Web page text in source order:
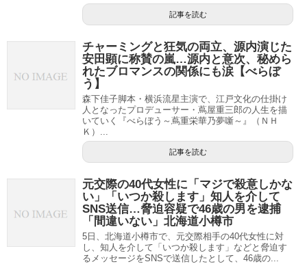
記事を読む
チャーミングと狂気の両立、源内演じた
安田顕に称賛の嵐…源内と意次、秘めら
れたブロマンスの関係にも涙【べらぼ
う】
森下佳子脚本・横浜流星主演で、江戸文化の仕掛け
人となったプロデューサー・蔦屋重三郎の人生を描
いていく『べらぼう～蔦重栄華乃夢噺～』（ＮＨ
Ｋ）...
記事を読む
元交際の40代女性に「マジで殺意しかな
い」「いつか殺します」知人を介して
SNS送信…脅迫容疑で46歳の男を逮捕
「間違いない」北海道小樽市
5日、北海道小樽市で、元交際相手の40代女性に対
し、知人を介して「いつか殺します」などと脅迫す
るメッセージをSNSで送信したとして、46歳の...